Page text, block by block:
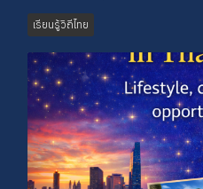
เรียนรู้วิถีไทย